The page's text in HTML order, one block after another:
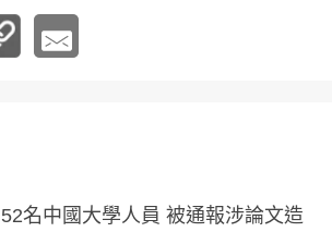
52名中國大學人員 被通報涉論文造